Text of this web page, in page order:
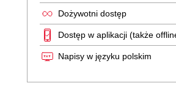
Dożywotni dostęp
Dostęp w aplikacji (także
Napisy w języku polskim